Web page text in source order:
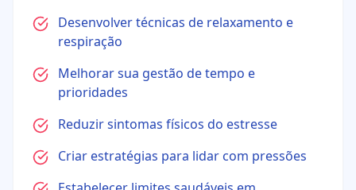
Desenvolver técnicas de relaxamento e
respiração
Melhorar sua gestão de tempo e
prioridades
Reduzir sintomas físicos do estresse
Criar estratégias para lidar com pressões